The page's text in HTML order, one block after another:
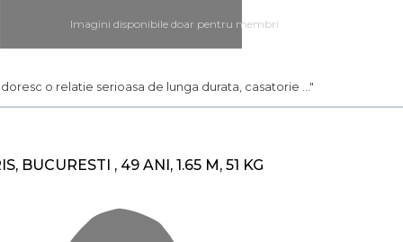
Imagini disponibile doar pentru membri
doresc o relatie serioasa de lunga durata, casatorie ..."
BUCURESTI , 49 ANI, 1.65 M, 51 KG